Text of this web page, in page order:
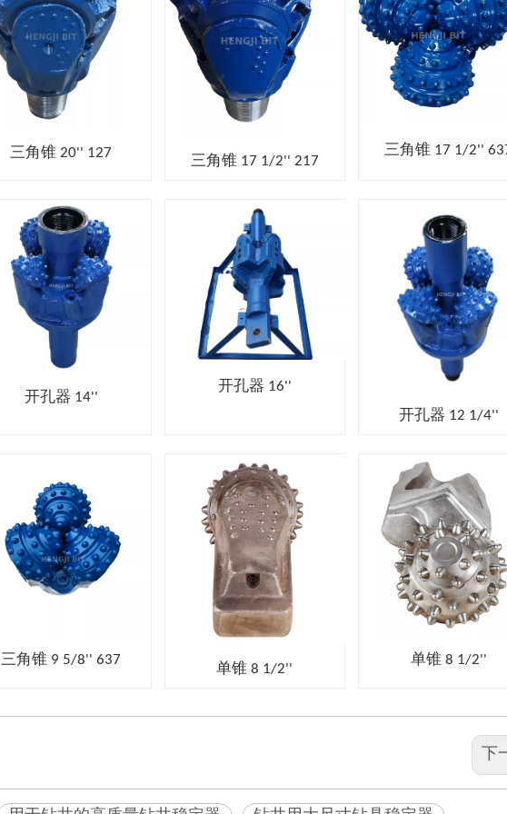
三角锥 20'' 127
三角锥 17 1/2'' 217
三角锥 17 1/2''
开孔器 14''
开孔器 16''
开孔器 12 1/4''
三角锥 9 5/8'' 637
单锥 8 1/2''
单锥 8 1/2''